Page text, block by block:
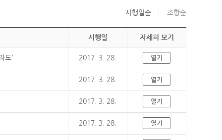
시행일순 조항순
시행일 자세히 보기
도' 2017. 3. 28. 열기
2017. 3. 28. 열기
2017. 3. 28. 열기
2017. 3. 28. 열기